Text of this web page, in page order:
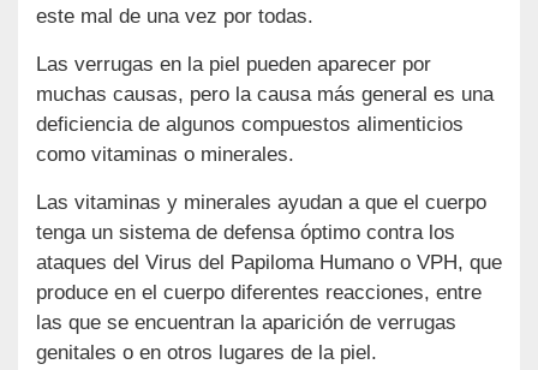
este mal de una vez por todas.
Las verrugas en la piel pueden aparecer por
muchas causas, pero la causa más general es una
deficiencia de algunos compuestos alimenticios
como vitaminas o minerales.
Las vitaminas y minerales ayudan a que el cuerpo
tenga un sistema de defensa óptimo contra los
ataques del Virus del Papiloma Humano o VPH, que
produce en el cuerpo diferentes reacciones, entre
las que se encuentran la aparición de verrugas
genitales o en otros lugares de la piel.